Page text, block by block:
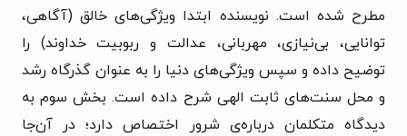
مطرح شده است. نویسنده ابتدا ویژگی‌های خالق (آگاهی،
توانایی، بی‌نیازی، مهربانی، عدالت و ربوبیت خداوند) را
توضیح داده و سپس ویژگی‌های دنیا را به‌ عنوان گذرگاه رشد
و محل سنت‌های ثابت الهی شرح داده است. بخش سوم به
دیدگاه متکلمان درباره‌ی شرور اختصاص دارد؛ در آن‌جا